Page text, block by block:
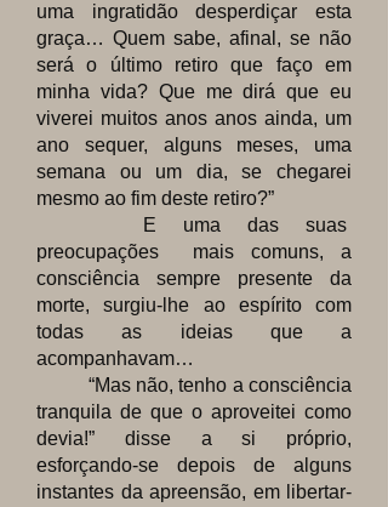
uma ingratidão desperdiçar esta
graça… Quem sabe, afinal, se não
será o último retiro que faço em
minha vida? Que me dirá que eu
viverei muitos anos anos ainda, um
ano sequer, alguns meses, uma
semana ou um dia, se chegarei
mesmo ao fim deste retiro?”
E uma das suas
preocupações mais comuns, a
consciência sempre presente da
morte, surgiu-lhe ao espírito com
todas as ideias que a
acompanhavam…
“Mas não, tenho a consciência
tranquila de que o aproveitei como
devia!” disse a si próprio,
esforçando-se depois de alguns
instantes da apreensão, em libertar-